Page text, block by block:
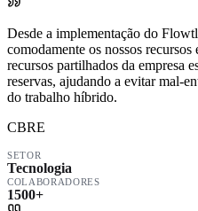
Desde a implementação do
comodamente os nossos
recursos partilhados da empresa
reservas, ajudando a evitar mal-
do trabalho híbrido.
CBRE
SETOR
Tecnologia
COLABORADORES
1500+